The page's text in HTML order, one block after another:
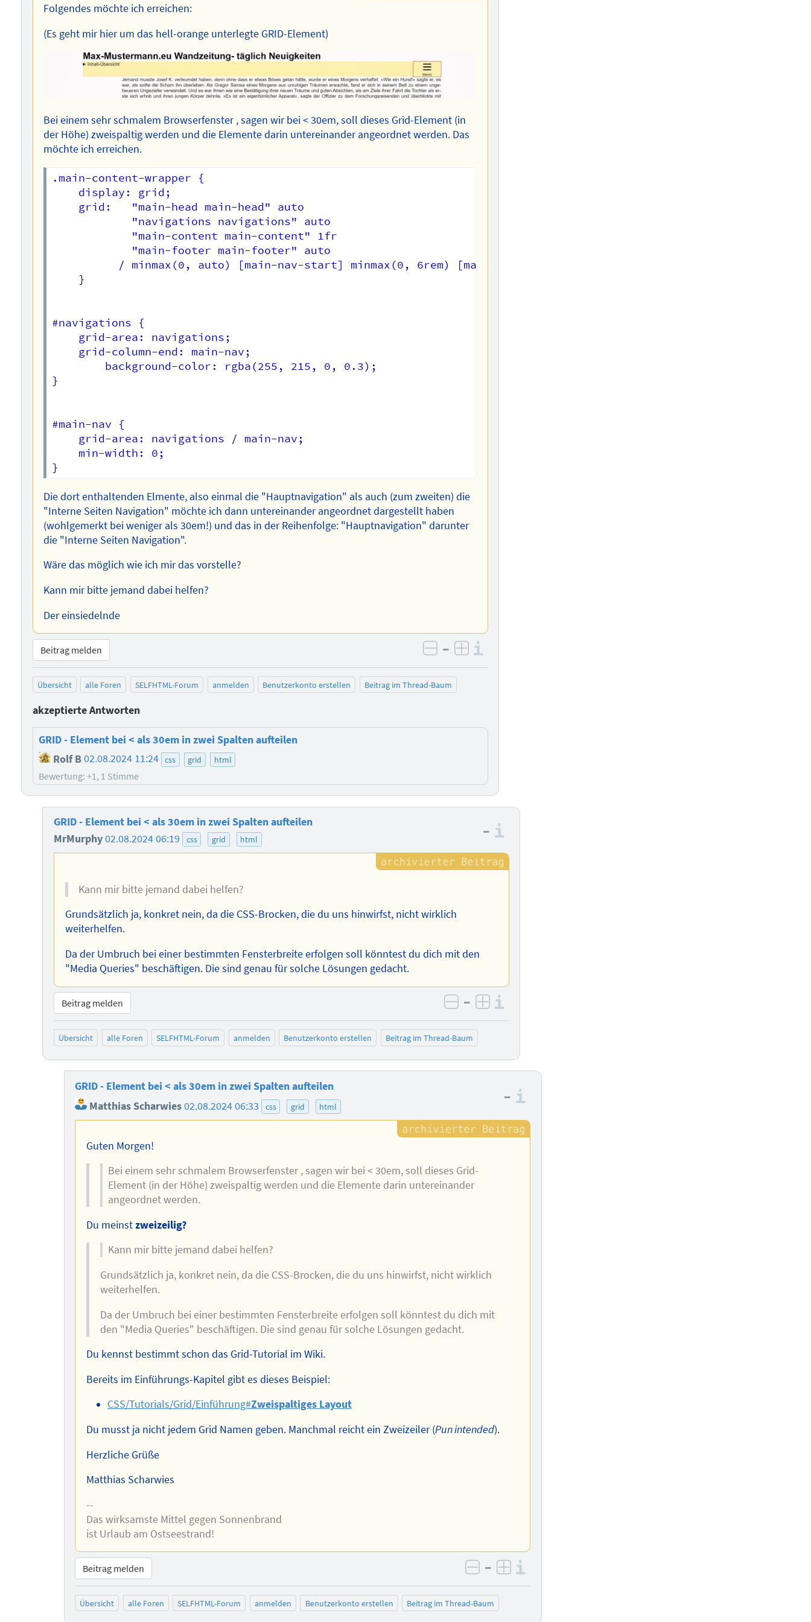
Folgendes möchte ich erreichen:
(Es geht mir hier um das hell-orange unterlegte GRID-Element)
Bei einem sehr schmalem Browserfenster , sagen wir bei < 30em, soll dieses Grid-Element (in
der Höhe) zweispaltig werden und die Elemente darin untereinander angeordnet werden. Das
möchte ich erreichen.
.main-content-wrapper {
#navigations {
        background-color: rgba(255, 215, 0, 0.3);
}
#main-nav {
    grid-area: navigations / main-nav;
    min-width: 0;
Die dort enthaltenden Elmente, also einmal die "Hauptnavigation" als auch (zum zweiten) die
"Interne Seiten Navigation" möchte ich dann untereinander angeordnet dargestellt haben
(wohlgemerkt bei weniger als 30em!) und das in der Reihenfolge: "Hauptnavigation" darunter
die "Interne Seiten Navigation".
Wäre das möglich wie ich mir das vorstelle?
Kann mir bitte jemand dabei helfen?
Der einsiedelnde
Beitrag melden negativ bewerten
– positiv bewerten
Übersicht alle Foren SELFHTML-Forum anmelden Benutzerkonto erstellen Beitrag im Thread-Baum
akzeptierte Antworten
GRID - Element bei < als 30em in zwei Spalten aufteilen
Rolf B 02.08.2024 11:24 css grid html
Bewertung: +1, 1 Stimme
GRID - Element bei < als 30em in zwei Spalten aufteilen
MrMurphy02.08.2024 06:19 css grid html –
Kann mir bitte jemand dabei helfen?
Grundsätzlich ja, konkret nein, da die CSS-Brocken, die du uns hinwirfst, nicht wirklich
weiterhelfen.
Da der Umbruch bei einer bestimmten Fensterbreite erfolgen soll könntest du dich mit den
"Media Queries" beschäftigen. Die sind genau für solche Lösungen gedacht.
Beitrag melden negativ bewerten
– positiv bewerten
Übersicht alle Foren SELFHTML-Forum anmelden Benutzerkonto erstellen Beitrag im Thread-Baum
GRID - Element bei < als 30em in zwei Spalten aufteilen
Matthias Scharwies02.08.2024 06:33 css grid html
–
Guten Morgen!
Bei einem sehr schmalem Browserfenster , sagen wir bei < 30em, soll dieses Grid-
Element (in der Höhe) zweispaltig werden und die Elemente darin untereinander
angeordnet werden.
Du meinstzweizeilig?
Kann mir bitte jemand dabei helfen?
Grundsätzlich ja, konkret nein, da die CSS-Brocken, die du uns hinwirfst, nicht wirklich
weiterhelfen.
Da der Umbruch bei einer bestimmten Fensterbreite erfolgen soll könntest du dich mit
den "Media Queries" beschäftigen. Die sind genau für solche Lösungen gedacht.
Du kennst bestimmt schon das Grid-Tutorial im Wiki.
Bereits im Einführungs-Kapitel gibt es dieses Beispiel:
CSS/Tutorials/Grid/Einführung#Zweispaltiges Layout
Du musst ja nicht jedem Grid Namen geben. Manchmal reicht ein Zweizeiler (Pun intended).
Herzliche Grüße
Matthias Scharwies
--
Das wirksamste Mittel gegen Sonnenbrand
ist Urlaub am Ostseestrand!
Beitrag melden negativ bewerten
– positiv bewerten
Übersicht alle Foren SELFHTML-Forum anmelden Benutzerkonto erstellen Beitrag im Thread-Baum